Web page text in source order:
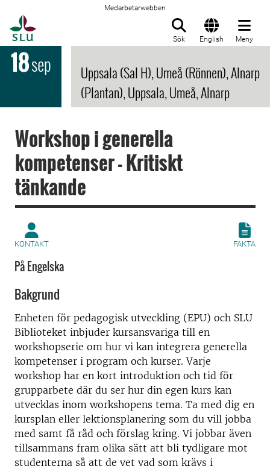
Medarbetarwebben
Sök English Meny
18sep
Uppsala (Sal H), Umeå (Rönnen), Alnarp
(Plantan), Uppsala, Umeå, Alnarp
Workshop i generella
kompetenser - Kritiskt
tänkande
KONTAKT FAKTA
På Engelska
Bakgrund
Enheten för pedagogisk utveckling (EPU) och SLU
Biblioteket inbjuder kursansvariga till en
workshopserie om hur vi kan integrera generella
kompetenser i program och kurser. Varje
workshop har en kort introduktion och tid för
grupparbete där du ser hur din egen kurs kan
utvecklas inom workshopens tema. Ta med dig en
kursplan eller lektionsplanering som du vill jobba
med samt få råd och förslag kring. Vi jobbar även
tillsammans fram olika sätt att bli tydligare mot
studenterna så att de vet vad som krävs i